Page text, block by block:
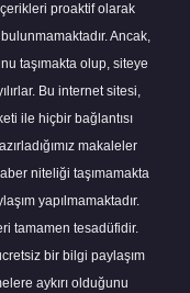
proaktif olarak
Ancak,
taşımakta olup, siteye
Bu internet sitesi,
ile hiçbir bağlantısı
makaleler
niteliği taşımamakta
yapılmamaktadır.
tamamen tesadüfidir.
bir bilgi paylaşım
aykırı olduğunu